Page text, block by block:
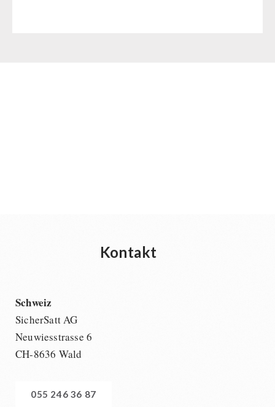
Kontakt
Schweiz
SicherSatt AG
Neuwiesstrasse 6
CH-8636 Wald
055 246 36 87